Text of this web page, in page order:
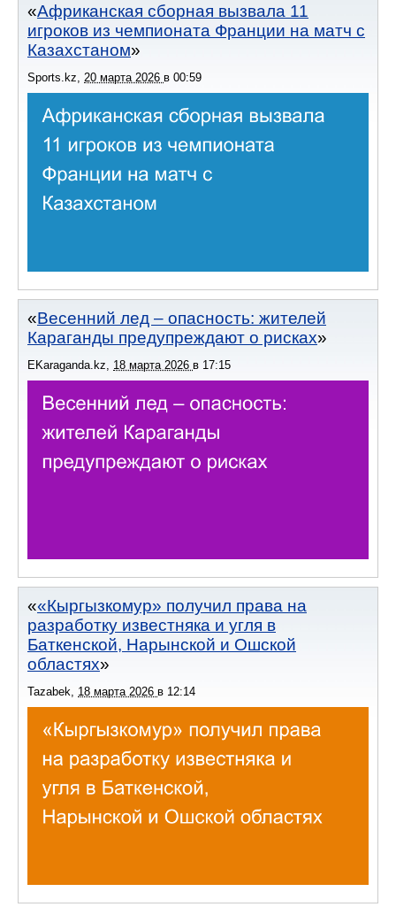
Африканская сборная вызвала 11
игроков из чемпионата Франции на матч с
Казахстаном
Sports.kz 20 марта 2026 в 00:59
Весенний лед – опасность: жителей
Караганды предупреждают о рисках
EKaraganda.kz 18 марта 2026 в 17:15
«Кыргызкомур» получил права на
разработку известняка и угля в
Баткенской, Нарынской и Ошской
областях
Tazabek 18 марта 2026 в 12:14